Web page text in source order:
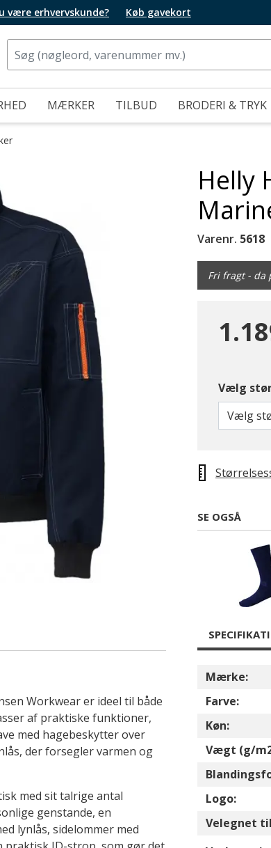
være erhvervskunde? Køb gavekort
MÆRKER TILBUD BRODERI & TRYK
Helly
Varenr. 5618
Fri fragt - da
Vælg
Vælg
SE OGSÅ
Workwear er ideel til både
af praktiske funktioner,
med hagebeskytter over
der forsegler varmen og
med sit talrige antal
genstande, en
lynlås, sidelommer med
Mærke:
Farve:
Køn:
Vægt (g/
Logo:
Velegnet